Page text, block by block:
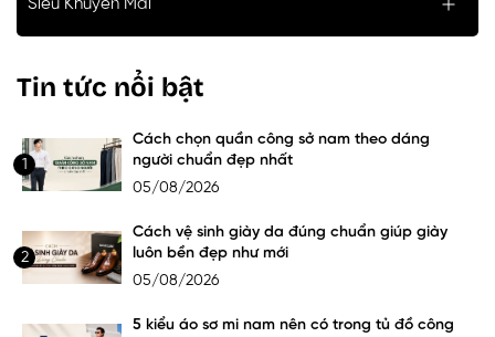
Siêu Khuyến Mãi
Tin tức nổi bật
1
Cách chọn quần công sở nam theo dáng
người chuẩn đẹp nhất
05/08/2026
2
Cách vệ sinh giày da đúng chuẩn giúp giày
luôn bền đẹp như mới
05/08/2026
5 kiểu áo sơ mi nam nên có trong tủ đồ công